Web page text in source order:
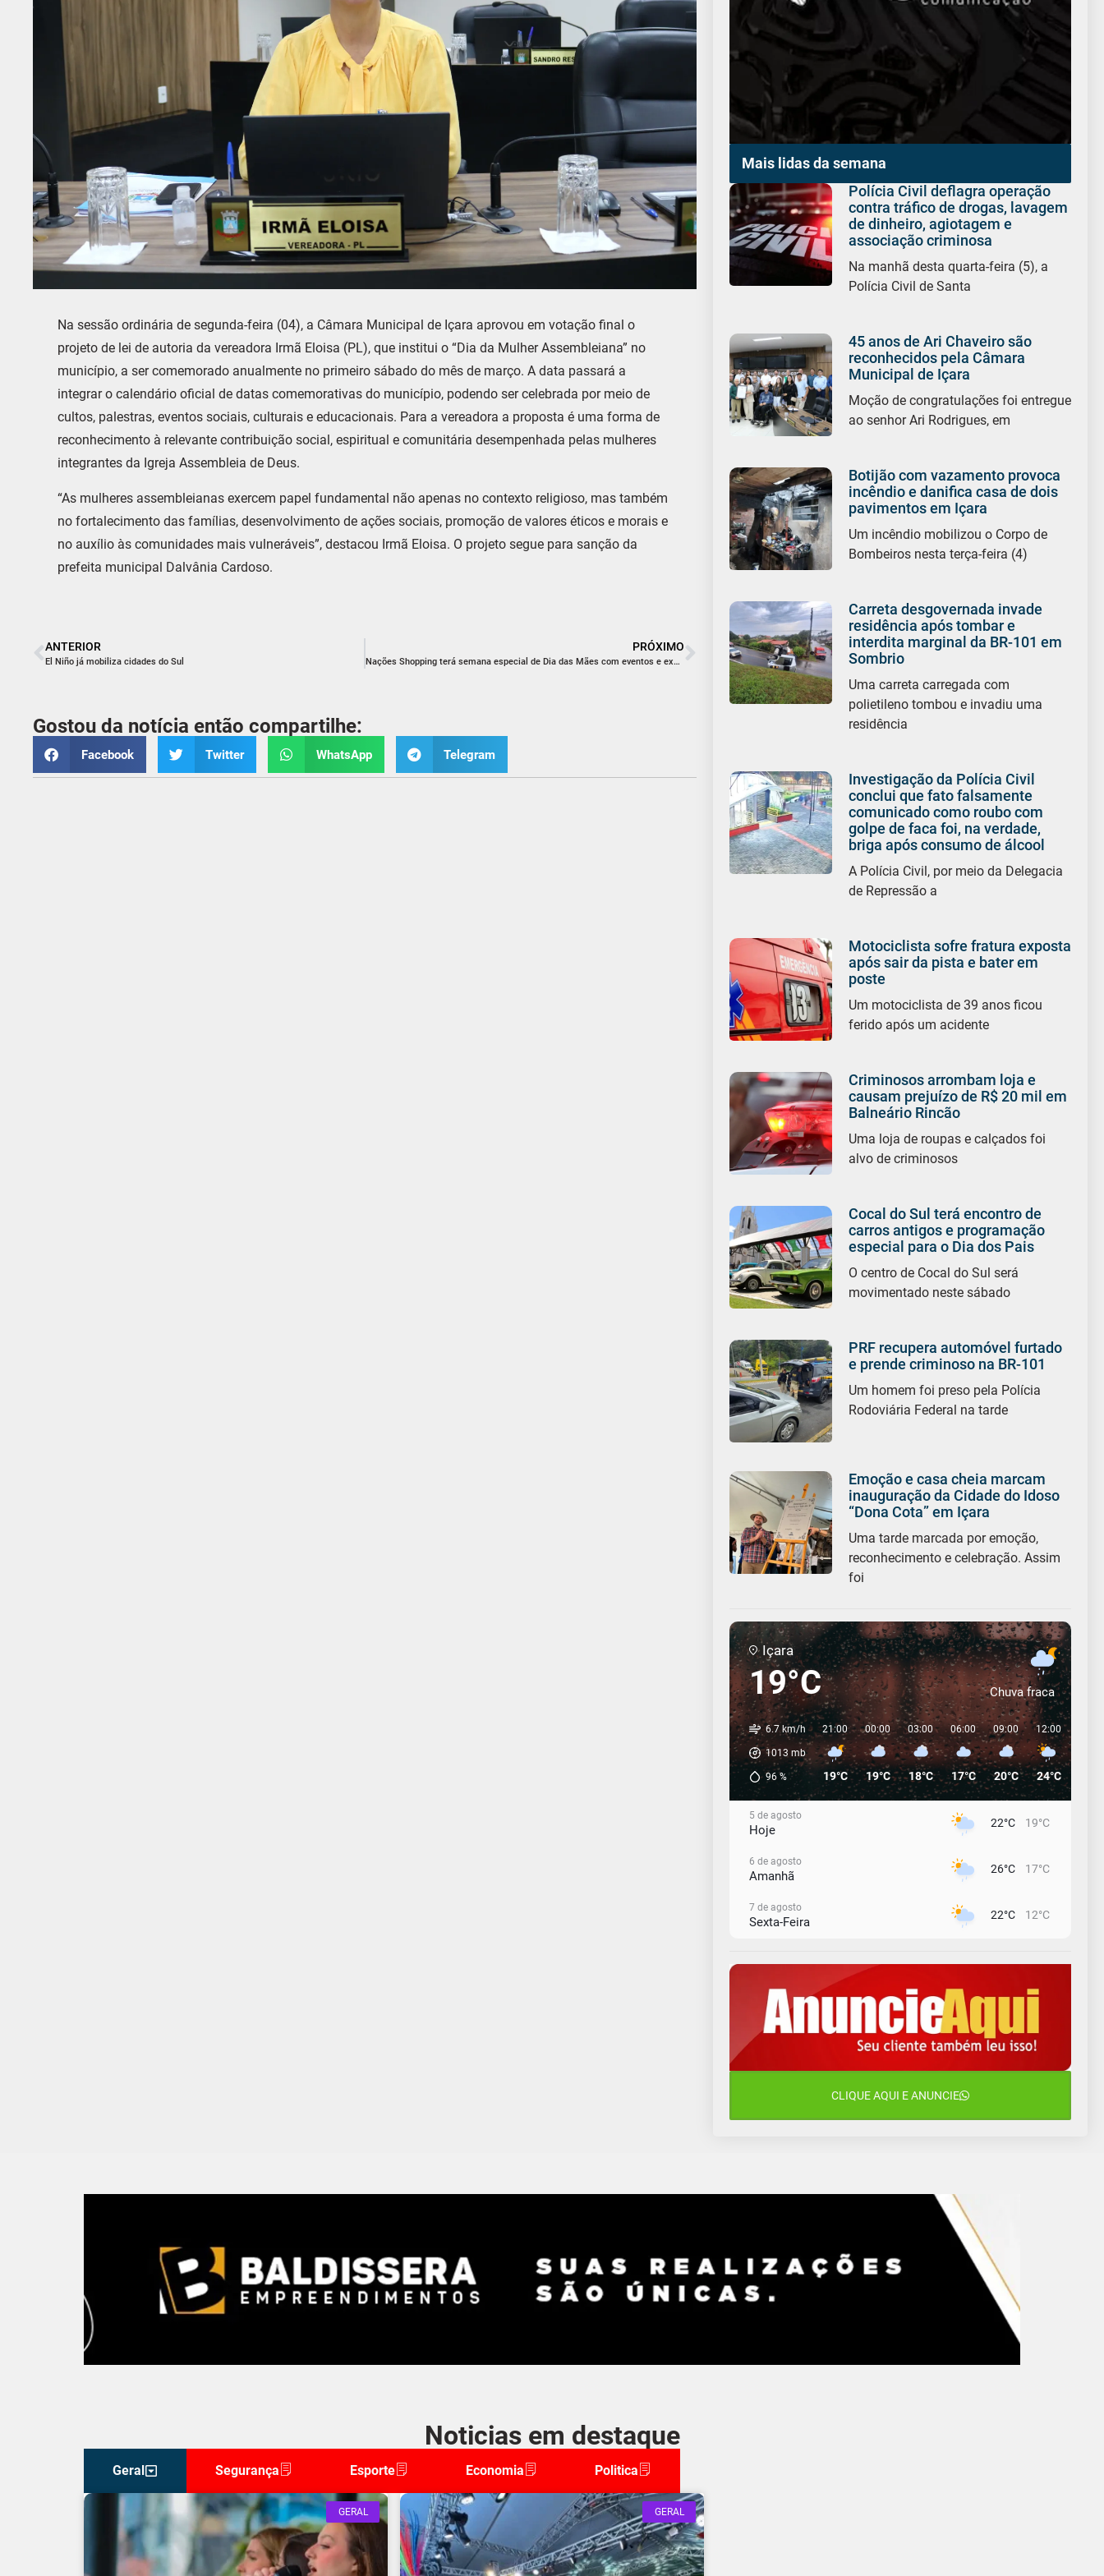
Na sessão ordinária de segunda-feira (04), a Câmara Municipal de Içara aprovou em votação final o
projeto de lei de autoria da vereadora Irmã Eloisa (PL), que institui o “Dia da Mulher Assembleiana” no
município, a ser comemorado anualmente no primeiro sábado do mês de março. A data passará a
integrar o calendário oficial de datas comemorativas do município, podendo ser celebrada por meio de
cultos, palestras, eventos sociais, culturais e educacionais. Para a vereadora a proposta é uma forma de
reconhecimento à relevante contribuição social, espiritual e comunitária desempenhada pelas mulheres
integrantes da Igreja Assembleia de Deus.
“As mulheres assembleianas exercem papel fundamental não apenas no contexto religioso, mas também
no fortalecimento das famílias, desenvolvimento de ações sociais, promoção de valores éticos e morais e
no auxílio às comunidades mais vulneráveis”, destacou Irmã Eloisa. O projeto segue para sanção da
prefeita municipal Dalvânia Cardoso.
ANTERIOR
El Niño já mobiliza cidades do Sul
PRÓXIMO
Nações Shopping terá semana especial de Dia das Mães com eventos e experiências
Gostou da notícia então compartilhe:
Facebook Twitter WhatsApp Telegram
Mais lidas da semana
Polícia Civil deflagra operação
contra tráfico de drogas, lavagem
de dinheiro, agiotagem e
associação criminosa
Na manhã desta quarta-feira (5), a
Polícia Civil de Santa
45 anos de Ari Chaveiro são
reconhecidos pela Câmara
Municipal de Içara
Moção de congratulações foi entregue
ao senhor Ari Rodrigues, em
Botijão com vazamento provoca
incêndio e danifica casa de dois
pavimentos em Içara
Um incêndio mobilizou o Corpo de
Bombeiros nesta terça-feira (4)
Carreta desgovernada invade
residência após tombar e
interdita marginal da BR-101 em
Sombrio
Uma carreta carregada com
polietileno tombou e invadiu uma
residência
Investigação da Polícia Civil
conclui que fato falsamente
comunicado como roubo com
golpe de faca foi, na verdade,
briga após consumo de álcool
A Polícia Civil, por meio da Delegacia
de Repressão a
Motociclista sofre fratura exposta
após sair da pista e bater em
poste
Um motociclista de 39 anos ficou
ferido após um acidente
Criminosos arrombam loja e
causam prejuízo de R$ 20 mil em
Balneário Rincão
Uma loja de roupas e calçados foi
alvo de criminosos
Cocal do Sul terá encontro de
carros antigos e programação
especial para o Dia dos Pais
O centro de Cocal do Sul será
movimentado neste sábado
PRF recupera automóvel furtado
e prende criminoso na BR-101
Um homem foi preso pela Polícia
Rodoviária Federal na tarde
Emoção e casa cheia marcam
inauguração da Cidade do Idoso
“Dona Cota” em Içara
Uma tarde marcada por emoção,
reconhecimento e celebração. Assim
foi
Içara
19°C Chuva fraca
6.7 km/h
1013 mb
96%
21:00
19°C
00:00
19°C
03:00
18°C
06:00
17°C
09:00
20°C
12:00
24°C
5 de agosto
Hoje 22°C 19°C
6 de agosto
Amanhã 26°C 17°C
7 de agosto
Sexta-Feira 22°C 12°C
Sábado 23°C 11°C
9 de agosto
Domingo
10 de agosto
12°C 10°C
CLIQUE AQUI E ANUNCIE
Noticias em destaque
Geral Segurança Esporte Economia Politica
GERAL GERAL